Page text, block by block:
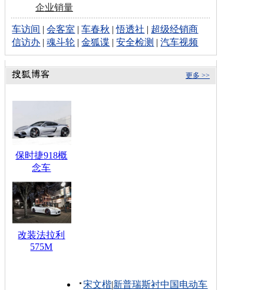
企业销量
车访间 |会客室 |车春秋 |悟透社 | 超级经销商
信访办 |魂斗轮 |金狐谍 |安全检测 |汽车视频
更多 >>
保时捷918概
念车
改装法拉利
575M
宋文楷|新普瑞斯衬中国电动车